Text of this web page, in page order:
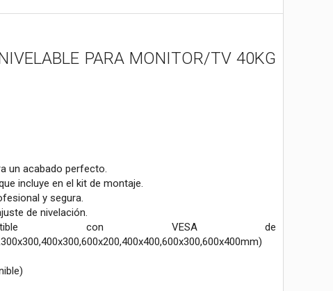
PARA MONITOR/TV 40KG
un acabado perfecto.
incluye en el kit de montaje.
y segura.
de nivelación.
con VESA de